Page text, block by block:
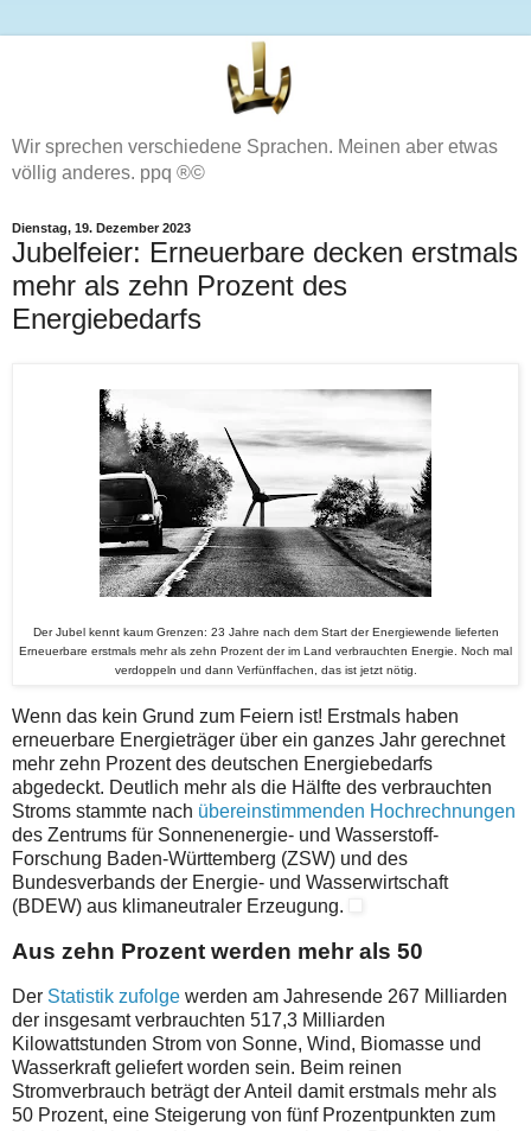
Wir sprechen verschiedene Sprachen. Meinen aber etwas
völlig anderes. ppq ®©
Dienstag, 19. Dezember 2023
Jubelfeier: Erneuerbare decken erstmals
mehr als zehn Prozent des
Energiebedarfs
Der Jubel kennt kaum Grenzen: 23 Jahre nach dem Start der Energiewende lieferten
Erneuerbare erstmals mehr als zehn Prozent der im Land verbrauchten Energie. Noch mal
verdoppeln und dann Verfünffachen, das ist jetzt nötig.
Wenn das kein Grund zum Feiern ist! Erstmals haben
erneuerbare Energieträger über ein ganzes Jahr gerechnet
mehr zehn Prozent des deutschen Energiebedarfs
abgedeckt. Deutlich mehr als die Hälfte des verbrauchten
Stroms stammte nach übereinstimmenden Hochrechnungen
des Zentrums für Sonnenenergie- und Wasserstoff-
Forschung Baden-Württemberg (ZSW) und des
Bundesverbands der Energie- und Wasserwirtschaft
(BDEW) aus klimaneutraler Erzeugung.
Aus zehn Prozent werden mehr als 50
Der Statistik zufolge werden am Jahresende 267 Milliarden
der insgesamt verbrauchten 517,3 Milliarden
Kilowattstunden Strom von Sonne, Wind, Biomasse und
Wasserkraft geliefert worden sein. Beim reinen
Stromverbrauch beträgt der Anteil damit erstmals mehr als
50 Prozent, eine Steigerung von fünf Prozentpunkten zum